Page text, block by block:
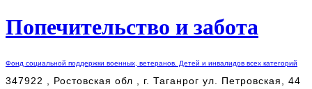
Попечительство и забота
Фонд социальной поддержки военных, ветеранов. Детей и инвалидов всех категорий
347922 , Ростовская обл , г. Таганрог ул. Петровская, 44